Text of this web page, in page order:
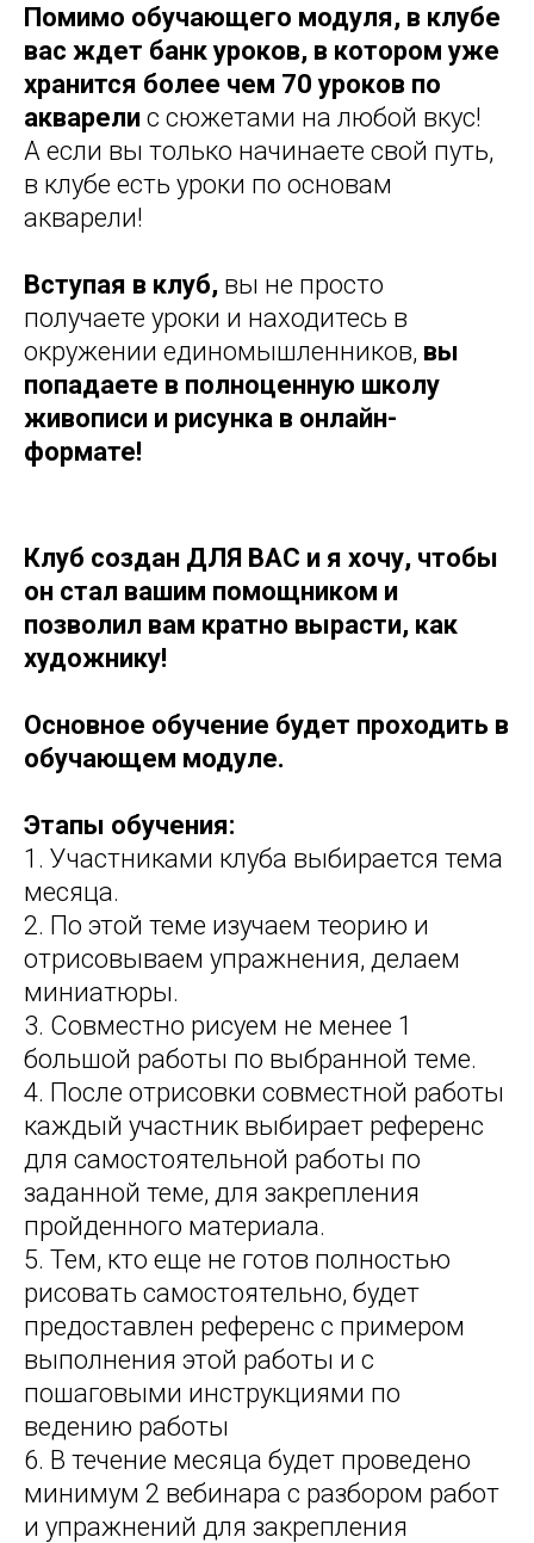
Помимо обучающего модуля, в клубе
вас ждет банк уроков, в котором уже
хранится более чем 70 уроков по
акварели с сюжетами на любой вкус!
А если вы только начинаете свой путь,
в клубе есть уроки по основам
акварели!
Вступая в клуб, вы не просто
получаете уроки и находитесь в
окружении единомышленников, вы
попадаете в полноценную школу
живописи и рисунка в онлайн-
формате!
Клуб создан ДЛЯ ВАС и я хочу, чтобы
он стал вашим помощником и
позволил вам кратно вырасти, как
художнику!
Основное обучение будет проходить в
обучающем модуле.
Этапы обучения:
1. Участниками клуба выбирается тема
месяца.
2. По этой теме изучаем теорию и
отрисовываем упражнения, делаем
миниатюры.
3. Совместно рисуем не менее 1
большой работы по выбранной теме.
4. После отрисовки совместной работы
каждый участник выбирает референс
для самостоятельной работы по
заданной теме, для закрепления
пройденного материала.
5. Тем, кто еще не готов полностью
рисовать самостоятельно, будет
предоставлен референс с примером
выполнения этой работы и с
пошаговыми инструкциями по
ведению работы
6. В течение месяца будет проведено
минимум 2 вебинара с разбором работ
и упражнений для закрепления